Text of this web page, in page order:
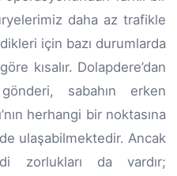
daha az trafikle
için bazı durumlarda
kısalır. Dolapdere’dan
sabahın erken
herhangi bir noktasına
ulaşabilmektedir. Ancak
zorlukları da vardır;